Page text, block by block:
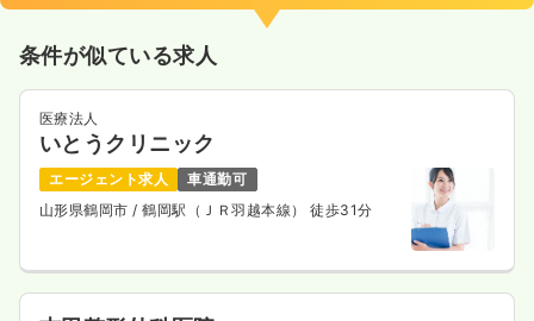
条件が似ている求人
医療法人
いとうクリニック
エージェント求人
車通勤可
山形県鶴岡市/ 鶴岡駅（ＪＲ羽越本線） 徒歩31分